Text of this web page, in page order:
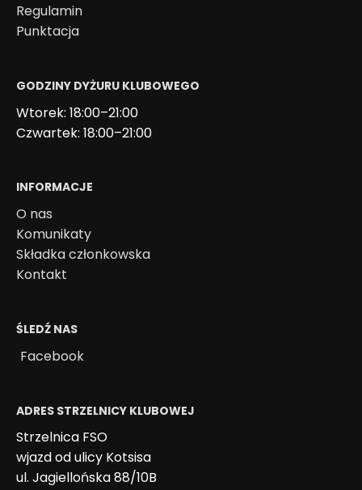
Regulamin
Punktacja
GODZINY DYŻURU KLUBOWEGO
Wtorek: 18:00–21:00
Czwartek: 18:00–21:00
INFORMACJE
O nas
Komunikaty
Składka członkowska
Kontakt
ŚLEDŹ NAS
Facebook
ADRES STRZELNICY KLUBOWEJ
Strzelnica FSO
wjazd od ulicy Kotsisa
ul. Jagiellońska 88/10B